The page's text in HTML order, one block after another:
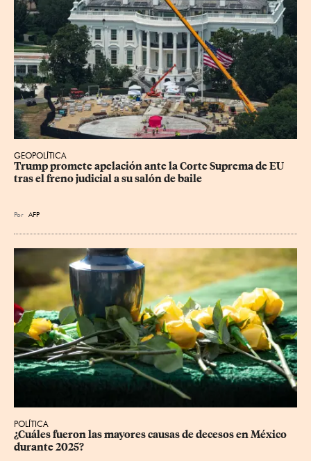
GEOPOLÍTICA
Trump promete apelación ante la Corte Suprema de EU
tras el freno judicial a su salón de baile
Por AFP
POLÍTICA
¿Cuáles fueron las mayores causas de decesos en México
durante 2025?